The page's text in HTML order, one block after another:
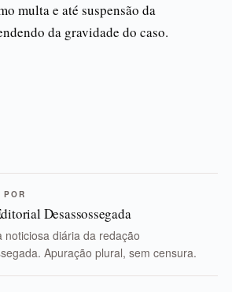
multa e até suspensão da
da gravidade do caso.
Desassossegada
noticiosa diária da redação
Apuração plural, sem censura.